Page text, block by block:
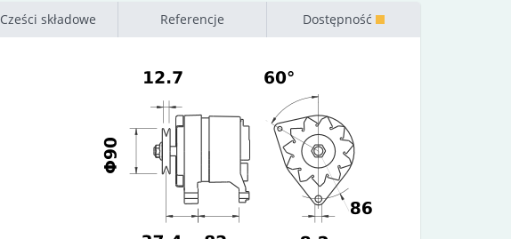
Cześci składowe Referencje Dostępność